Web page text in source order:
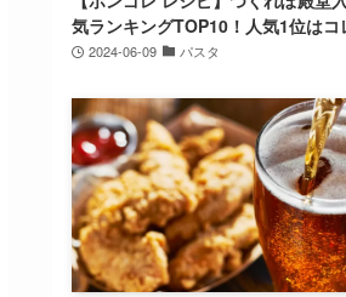
気ランキングTOP10！人気1位はコ
2024-06-09 パスタ